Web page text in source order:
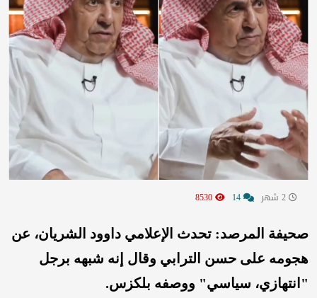
صحيفة المرصد: تحدث الإعلامي داوود الشريان، عن
هجومه على حسن الترابي وقال إنه شبهه برجل
"انتهازي، سياسي" ووصفه بلكزس.